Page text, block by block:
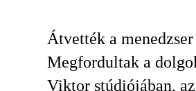
Átvették a menedzser
Megfordultak a
Viktor stúdiójában,